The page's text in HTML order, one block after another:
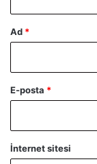
Ad *
E-posta *
İnternet sitesi